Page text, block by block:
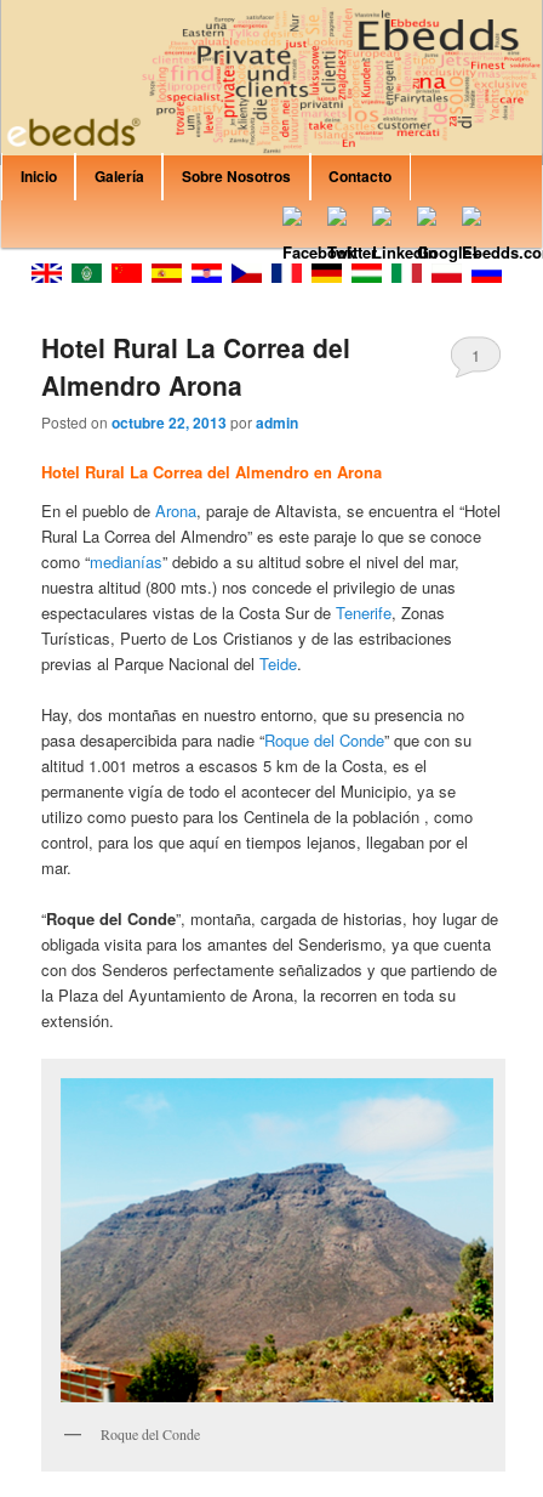
Formación Ebedds
Are you Looking for private rent? Apartment? House? B&B or Villa? Canary
Islands, Italy, Spain, Croatia, France, Balearic Islands? In EbeddsRent you
can find any property that would fit your expectations.
Menú principal
Ir al contenido principal
Ir al contenido secundario
Inicio Galería Sobre Nosotros Contacto
Hotel Rural La Correa del
Almendro Arona
Posted onoctubre 22, 2013poradmin
1
Hotel Rural La Correa del Almendro en Arona
En el pueblo deArona, paraje de Altavista, se encuentra el “Hotel
Rural La Correa del Almendro” es este paraje lo que se conoce
como “medianías” debido a su altitud sobre el nivel del mar,
nuestra altitud (800 mts.) nos concede el privilegio de unas
espectaculares vistas de la Costa Sur deTenerife, Zonas
Turísticas, Puerto de Los Cristianos y de las estribaciones
previas al Parque Nacional delTeide.
Hay, dos montañas en nuestro entorno, que su presencia no
pasa desapercibida para nadie “Roque del Conde” que con su
altitud 1.001 metros a escasos 5 km de la Costa, es el
permanente vigía de todo el acontecer del Municipio, ya se
utilizo como puesto para los Centinela de la población , como
control, para los que aquí en tiempos lejanos, llegaban por el
mar.
“Roque del Conde”, montaña, cargada de historias, hoy lugar de
obligada visita para los amantes del Senderismo, ya que cuenta
con dos Senderos perfectamente señalizados y que partiendo de
la Plaza del Ayuntamiento de Arona, la recorren en toda su
extensión.
Roque del Conde